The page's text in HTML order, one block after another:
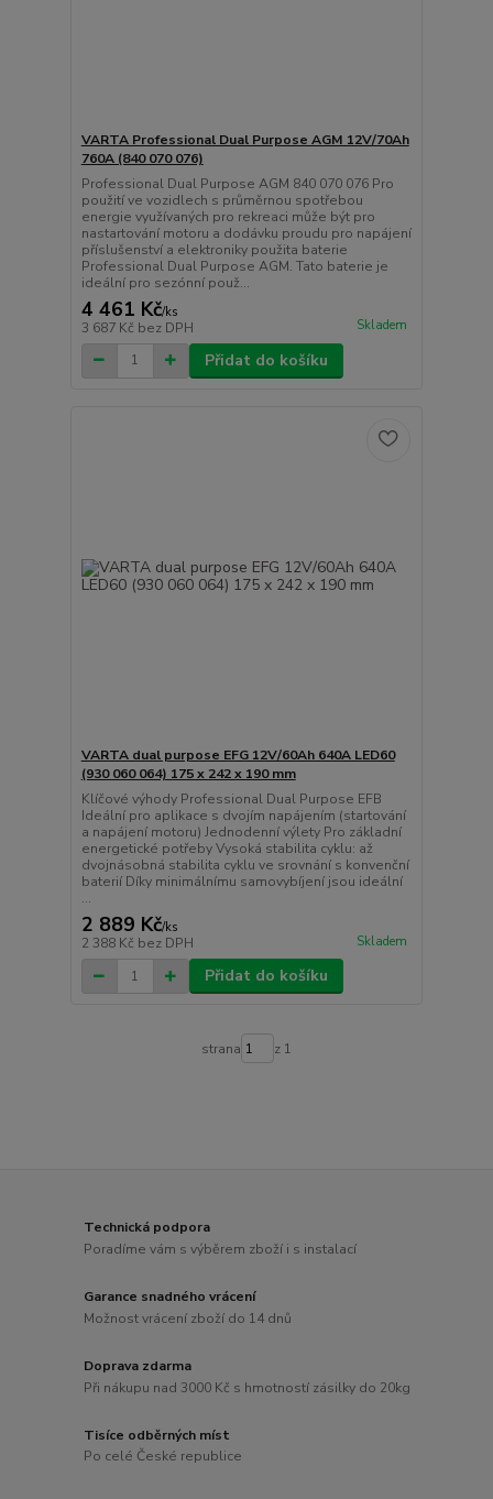
VARTA Professional Dual Purpose AGM 12V/70Ah
760A (840 070 076)
Professional Dual Purpose AGM 840 070 076 Pro
použití ve vozidlech s průměrnou spotřebou
energie využívaných pro rekreaci může být pro
nastartování motoru a dodávku proudu pro napájení
příslušenství a elektroniky použita baterie
Professional Dual Purpose AGM. Tato baterie je
ideální pro sezónní použ...
4 461 Kč/ks
3 687 Kč bez DPH Skladem
Přidat do košíku
VARTA dual purpose EFG 12V/60Ah 640A LED60
(930 060 064) 175 x 242 x 190 mm
Klíčové výhody Professional Dual Purpose EFB
Ideální pro aplikace s dvojím napájením (startování
a napájení motoru) Jednodenní výlety Pro základní
energetické potřeby Vysoká stabilita cyklu: až
dvojnásobná stabilita cyklu ve srovnání s konvenční
baterií Díky minimálnímu samovybíjení jsou ideální
...
2 889 Kč/ks
2 388 Kč bez DPH Skladem
Přidat do košíku
strana z 1
Technická podpora
Poradíme vám s výběrem zboží i s instalací
Garance snadného vrácení
Možnost vrácení zboží do 14 dnů
Doprava zdarma
Při nákupu nad 3000 Kč s hmotností zásilky do 20kg
Tisíce odběrných míst
Po celé České republice